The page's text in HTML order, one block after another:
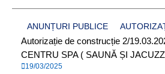
ANUNȚURI PUBLICE
Autorizație de construcție 2/
CENTRU SPA ( SAUNĂ ȘI
19/03/2025